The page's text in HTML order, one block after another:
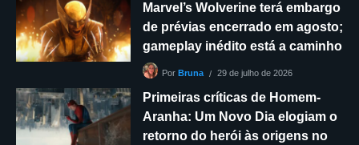
Marvel’s Wolverine terá embargo
de prévias encerrado em agosto;
gameplay inédito está a caminho
Por Bruna 29 de julho de 2026
Primeiras críticas de Homem-
Aranha: Um Novo Dia elogiam o
retorno do herói às origens no